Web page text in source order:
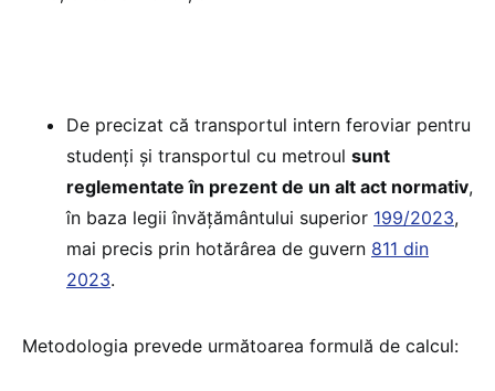
De precizat că transportul intern feroviar pentru
studenți și transportul cu metroul sunt
reglementate în prezent de un alt act normativ,
în baza legii învățământului superior 199/2023,
mai precis prin hotărârea de guvern 811 din
2023.
Metodologia prevede următoarea formulă de calcul: